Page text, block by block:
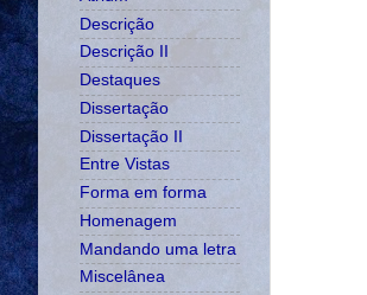
Descrição
Descrição II
Destaques
Dissertação
Dissertação II
Entre Vistas
Forma em forma
Homenagem
Mandando uma letra
Miscelânea